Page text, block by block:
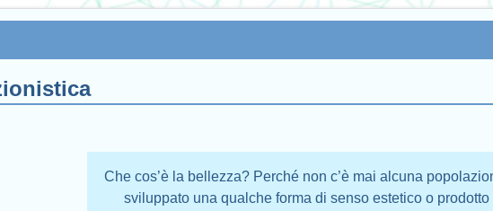
Che cos’è la bellezza? Perché non c’è mai alcuna
sviluppato una qualche forma di senso estetico o